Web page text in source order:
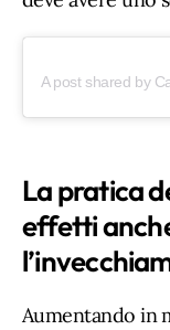
La pratica
effetti
Aumentando in